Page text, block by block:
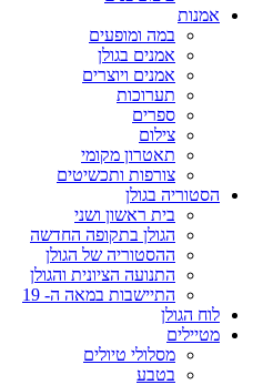
אמנות
במה ומופעים
אמנים בגולן
אמנים ויוצרים
תערוכות
ספרים
צילום
תאטרון מקומי
צורפות ותכשיטים
הסטוריה בגולן
בית ראשון ושני
הגולן בתקופה החדשה
ההסטוריה של הגולן
התנועה הציונית והגולן
התיישבות במאה ה- 19
לוח הגולן
מטיילים
מסלולי טיולים
בטבע